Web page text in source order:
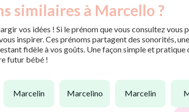
similaires à Marcello ?
vos idées ! Si le prénom que vous consultez vous
inspirer. Ces prénoms partagent des sonorités,
fidèle à vos goûts. Une façon simple et
futur bébé !
marcelin marcelino marcelin